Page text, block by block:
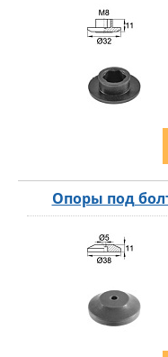
Опоры под